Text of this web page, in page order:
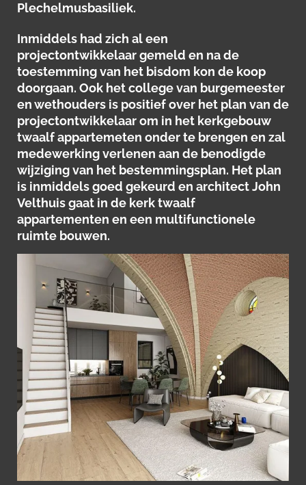
Plechelmusbasiliek.
Inmiddels had zich al een
projectontwikkelaar gemeld en na de
toestemming van het bisdom kon de koop
doorgaan. Ook het college van burgemeester
en wethouders is positief over het plan van de
projectontwikkelaar om in het kerkgebouw
twaalf appartemeten onder te brengen en zal
medewerking verlenen aan de benodigde
wijziging van het bestemmingsplan. Het plan
is inmiddels goed gekeurd en architect John
Velthuis gaat in de kerk twaalf
appartementen en een multifunctionele
ruimte bouwen.